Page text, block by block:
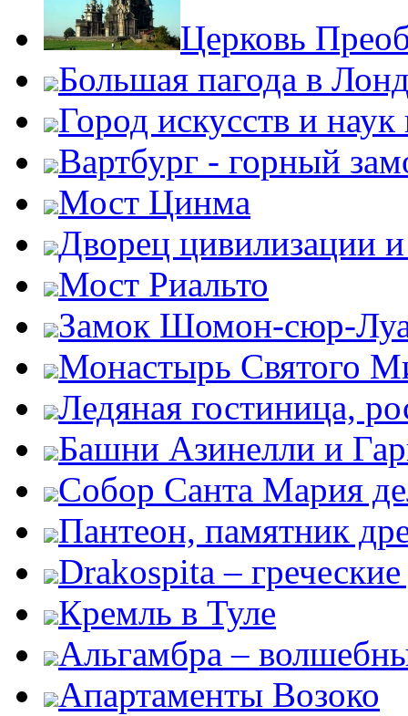
Церковь
Большая пагода в
Город искусств и
Вартбург - горный
Мост Цинма
Дворец цивилизации и
Мост Риальто
Замок Шомон-сюр-
Монастырь Святого
Ледяная гостиница,
Башни Азинелли и
Собор Санта Мария
Пантеон, памятник
Drakospita –
Кремль в Туле
Альгамбра –
Апартаменты Возоко